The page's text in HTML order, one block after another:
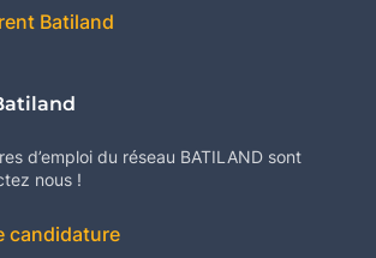
Batiland
d’emploi du réseau BATILAND sont
nous !
candidature